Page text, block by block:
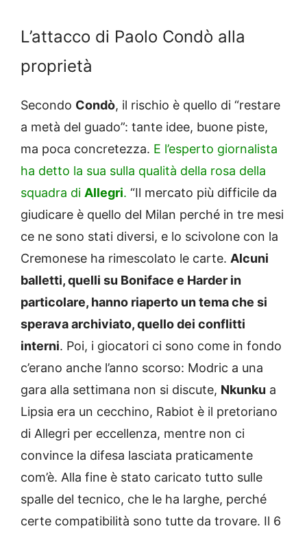
L’attacco di Paolo Condò alla
proprietà
Secondo Condò, il rischio è quello di “restare
a metà del guado”: tante idee, buone piste,
ma poca concretezza. E l’esperto giornalista
ha detto la sua sulla qualità della rosa della
squadra di Allegri. “Il mercato più difficile da
giudicare è quello del Milan perché in tre mesi
ce ne sono stati diversi, e lo scivolone con la
Cremonese ha rimescolato le carte. Alcuni
balletti, quelli su Boniface e Harder in
particolare, hanno riaperto un tema che si
sperava archiviato, quello dei conflitti
interni. Poi, i giocatori ci sono come in fondo
c’erano anche l’anno scorso: Modric a una
gara alla settimana non si discute, Nkunku a
Lipsia era un cecchino, Rabiot è il pretoriano
di Allegri per eccellenza, mentre non ci
convince la difesa lasciata praticamente
com’è. Alla fine è stato caricato tutto sulle
spalle del tecnico, che le ha larghe, perché
certe compatibilità sono tutte da trovare. Il 6